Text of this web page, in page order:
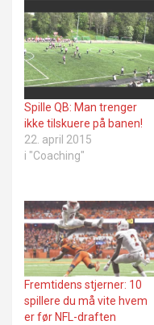
Spille QB: Man trenger
ikke tilskuere på banen!
22. april 2015
i "Coaching"
Fremtidens stjerner: 10
spillere du må vite hvem
er før NFL-draften